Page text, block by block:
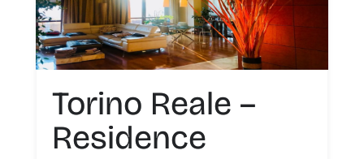
Torino Reale –
Residence